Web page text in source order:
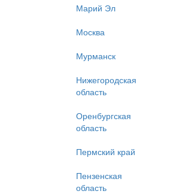
Марий Эл
Москва
Мурманск
Нижегородская
область
Оренбургская
область
Пермский край
Пензенская
область